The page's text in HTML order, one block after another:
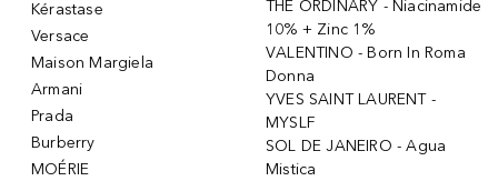
Kérastase
Versace
Maison Margiela
Armani
Prada
Burberry
MOÉRIE
THE ORDINARY - Niacinamide
10% + Zinc 1%
VALENTINO - Born In Roma
Donna
YVES SAINT LAURENT -
MYSLF
SOL DE JANEIRO - Agua
Mistica